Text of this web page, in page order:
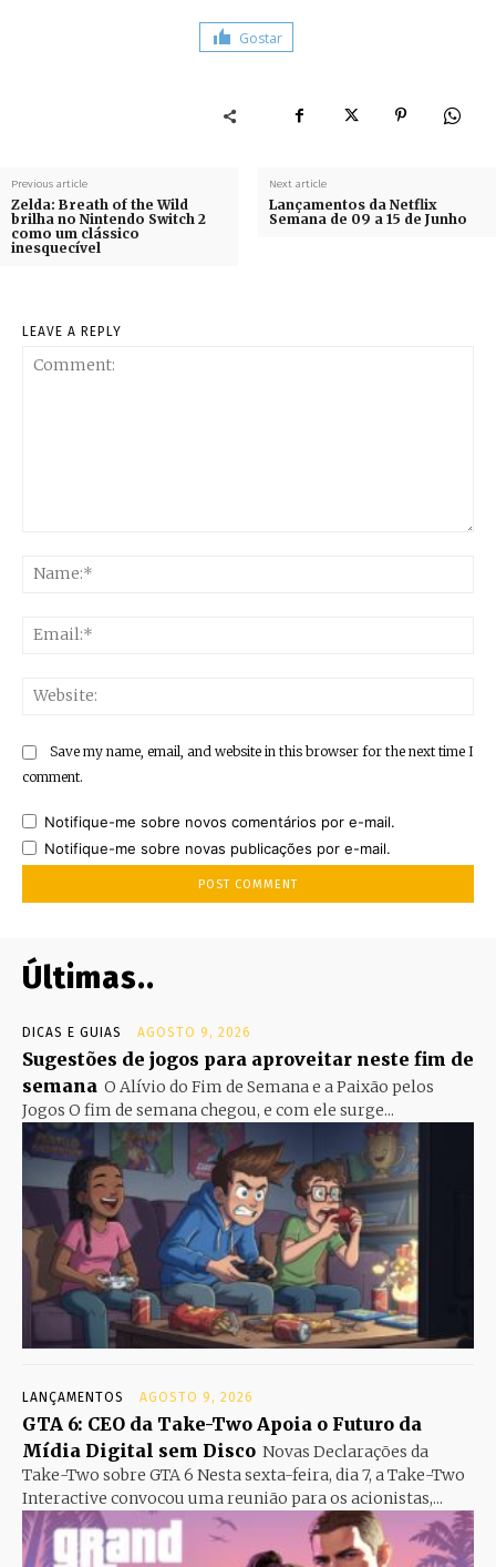
Gostar
Previous article
Zelda: Breath of the Wild
brilha no Nintendo Switch 2
como um clássico
inesquecível
Next article
Lançamentos da Netflix
Semana de 09 a 15 de Junho
LEAVE A REPLY
Save my name, email, and website in this browser for the next time I
comment.
Notifique-me sobre novos comentários por e-mail.
Notifique-me sobre novas publicações por e-mail.
Últimas..
DICAS E GUIAS AGOSTO 9, 2026
Sugestões de jogos para aproveitar neste fim de
semana O Alívio do Fim de Semana e a Paixão pelos
Jogos O fim de semana chegou, e com ele surge...
LANÇAMENTOS AGOSTO 9, 2026
GTA 6: CEO da Take-Two Apoia o Futuro da
Mídia Digital sem Disco Novas Declarações da
Take-Two sobre GTA 6 Nesta sexta-feira, dia 7, a Take-Two
Interactive convocou uma reunião para os acionistas,...